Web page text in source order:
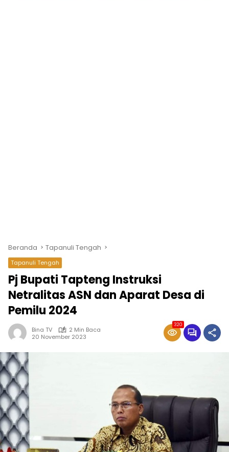
Beranda Tapanuli Tengah
Tapanuli Tengah
Pj Bupati Tapteng Instruksi
Netralitas ASN dan Aparat Desa di
Pemilu 2024
Bina TV
2 Min Baca
20 November 2023
320